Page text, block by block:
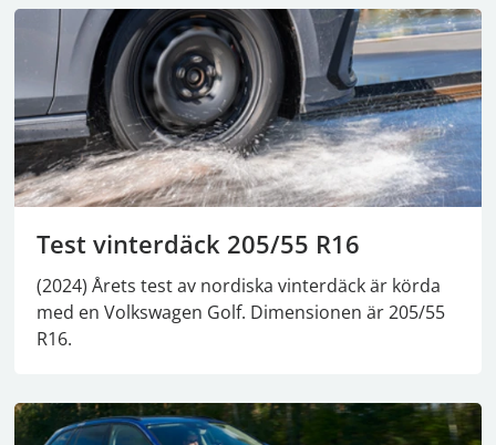
Test vinterdäck 205/55 R16
(2024) Årets test av nordiska vinterdäck är körda
med en Volkswagen Golf. Dimensionen är 205/55
R16.